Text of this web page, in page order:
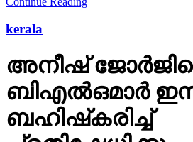
kerala
അനീഷ്
ബിഎല്‍ഒമാര്‍
ബഹിഷ്‌കരിച്ച്